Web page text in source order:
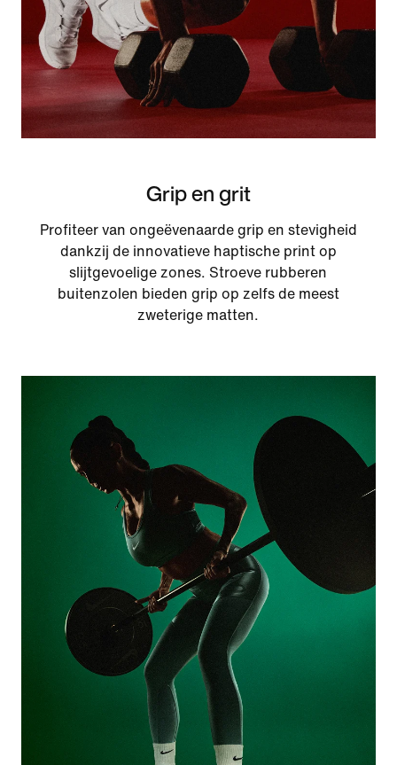
Grip en grit
Profiteer van ongeëvenaarde grip en stevigheid
dankzij de innovatieve haptische print op
slijtgevoelige zones. Stroeve rubberen
buitenzolen bieden grip op zelfs de meest
zweterige matten.